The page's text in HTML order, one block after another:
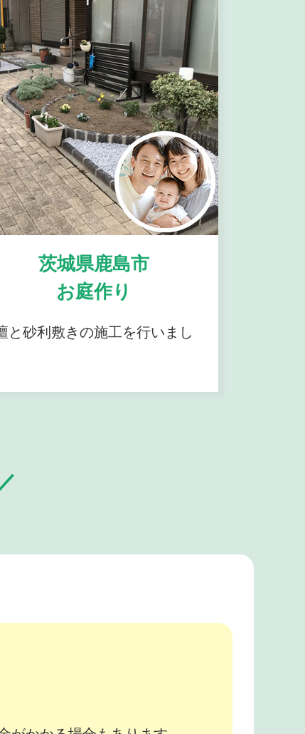
茨城県鹿島市
お庭作り
と砂利敷きの施工を行いまし